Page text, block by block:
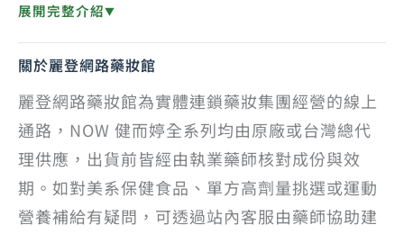
展開完整介紹▼
關於麗登網路藥妝館
麗登網路藥妝館為實體連鎖藥妝集團經營的線上
通路，NOW 健而婷全系列均由原廠或台灣總代
理供應，出貨前皆經由執業藥師核對成份與效
期。如對美系保健食品、單方高劑量挑選或運動
營養補給有疑問，可透過站內客服由藥師協助建